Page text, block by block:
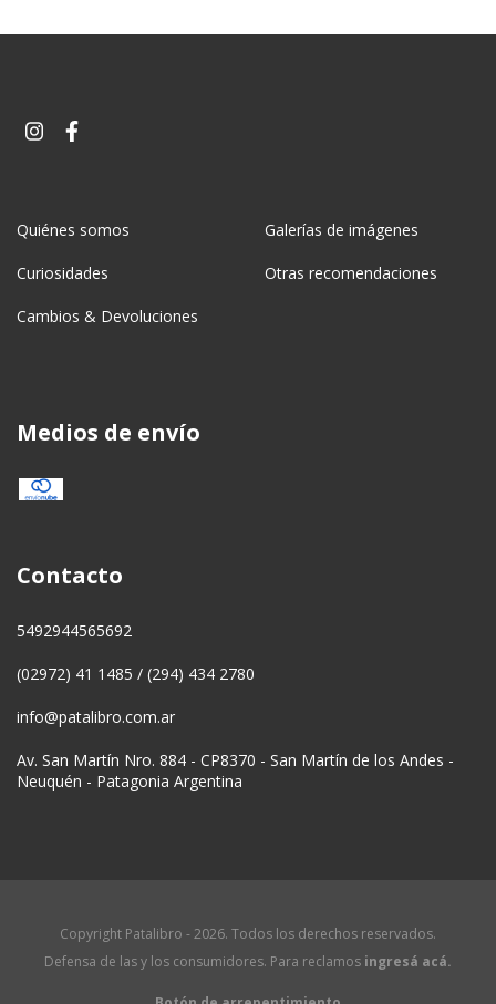
Quiénes somos Galerías de imágenes
Curiosidades Otras recomendaciones
Cambios & Devoluciones
Medios de envío
Contacto
5492944565692
(02972) 41 1485 / (294) 434 2780
info@patalibro.com.ar
Av. San Martín Nro. 884 - CP8370 - San Martín de los Andes -
Neuquén - Patagonia Argentina
Copyright Patalibro - 2026. Todos los derechos reservados.
Defensa de las y los consumidores. Para reclamos ingresá acá.